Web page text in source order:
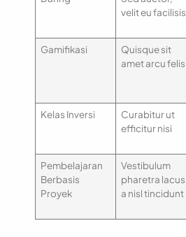
velit eu facilisis
Gamifikasi
Quisque sit
amet arcu felis
Kelas Inversi
Curabitur ut
efficitur nisi
Pembelajaran
Berbasis
Proyek
Vestibulum
pharetra lacus
a nisl tincidunt